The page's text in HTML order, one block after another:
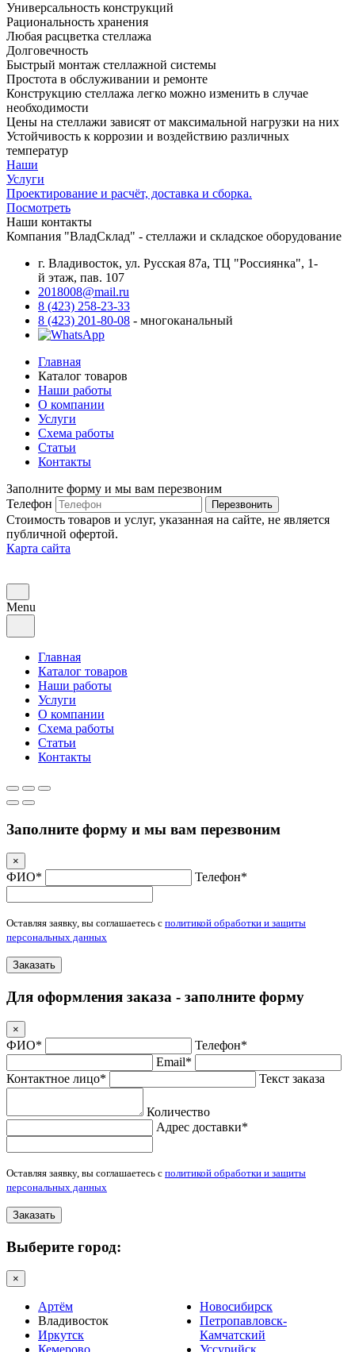
Универсальность конструкций
Рациональность хранения
Любая расцветка стеллажа
Долговечность
Быстрый монтаж стеллажной системы
Простота в обслуживании и ремонте
Конструкцию стеллажа легко можно изменить в случае
необходимости
Цены на стеллажи зависят от максимальной нагрузки на них
Устойчивость к коррозии и воздействию различных
температур
Наши
Услуги
Проектирование и расчёт, доставка и сборка.
Посмотреть
Наши контакты
Компания "ВладСклад" - стеллажи и складское оборудование
г. Владивосток, ул. Русская 87а, ТЦ "Россиянка", 1-
й этаж, пав. 107
2018008@mail.ru
8 (423) 258-23-33
8 (423) 201-80-08 - многоканальный
Главная
Каталог товаров
Наши работы
О компании
Услуги
Схема работы
Статьи
Контакты
Заполните форму и мы вам перезвоним
Телефон
Перезвонить
Стоимость товаров и услуг, указанная на сайте, не является
публичной офертой.
Карта сайта
Menu
Главная
Каталог товаров
Наши работы
Услуги
О компании
Схема работы
Статьи
Контакты
Заполните форму и мы вам перезвоним
×
ФИО* Телефон*
Оставляя заявку, вы соглашаетесь с политикой обработки и защиты
персональных данных
Заказать
Для оформления заказа - заполните форму
×
ФИО*
Телефон*
Email*
Контактное лицо*
Текст заказа
Количество
Адрес доставки*
Оставляя заявку, вы соглашаетесь с политикой обработки и защиты
персональных данных
Заказать
Выберите город:
×
Артём
Владивосток
Иркутск
Новосибирск
Петропавловск-
Камчатский